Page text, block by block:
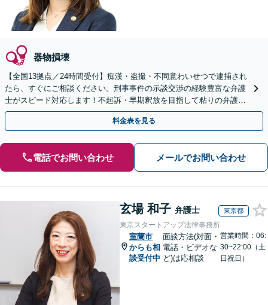
器物損壊
【全国13拠点／24時間受付】痴漢・盗撮・不同意わいせつで逮捕され
たら、すぐにご相談ください。刑事事件の示談交渉の経験豊富な弁護
士がスピード対応します！不起訴・早期釈放を目指して粘りの弁護活
動を行います。
料金表を見る
電話でお問い合わせ メールでお問い合わせ
玄場 和子 弁護士 東京都
東京スタートアップ法律事務所
室蘭市
からも相
談受付中
面談方法(対面・
電話・ビデオな
ど)は応相談
営業時間：06:
30~22:00（土
日祝日）